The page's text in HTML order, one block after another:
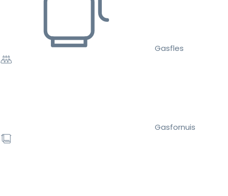
Gasfles
Gasfornuis